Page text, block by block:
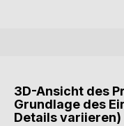
3D-Ansicht des
Grundlage des
Details variieren)